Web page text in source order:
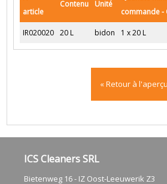
article
Contenu Unité
commande -
IR020020 20 L bidon 1 x 20 L
« Retour à l'aperçu
ICS Cleaners SRL
Bietenweg 16 - IZ Oost-Leeuwerik Z3